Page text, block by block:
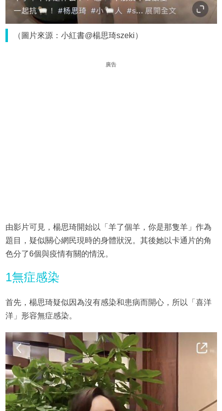
（圖片來源：小紅書@楊思琦szeki）
廣告
由影片可見，楊思琦開始以「羊了個羊，你是那隻羊」作為
題目，疑似關心網民現時的身體狀況。其後她以卡通片的角
色分了6個與疫情有關的情況。
1無症感染
首先，楊思琦疑似因為沒有感染和患病而開心，所以「喜洋
洋」形容無症感染。